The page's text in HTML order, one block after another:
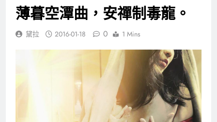
薄暮空潭曲，安禪制毒龍。
黛拉 2016-01-18 0 1 Mins